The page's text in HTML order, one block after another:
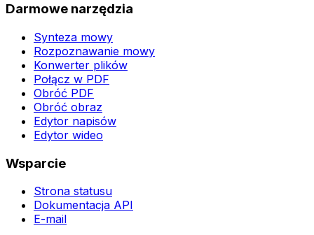
Darmowe narzędzia
Synteza mowy
Rozpoznawanie mowy
Konwerter plików
Połącz w PDF
Obróć PDF
Obróć obraz
Edytor napisów
Edytor wideo
Wsparcie
Strona statusu
Dokumentacja API
E-mail